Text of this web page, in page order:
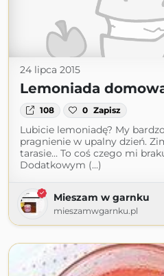
24 lipca 2015
Lemoniada
108 0 Zapisz
Lubicie lemoniadę? My
pragnienie w upalny dzień.
tarasie… To coś czego mi
Dodatkowym (...)
Mieszam w garnku
mieszamwgarnku.pl